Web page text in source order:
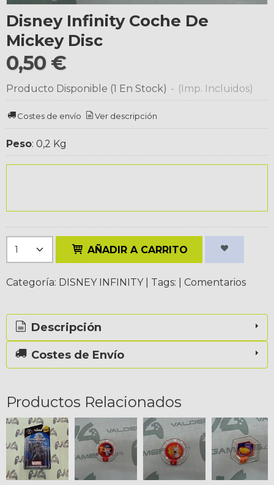
Disney Infinity Coche De
Mickey Disc
0,50 €
Producto Disponible (1 En Stock) - (Imp. Incluidos)
Costes de envío Ver descripción
Peso: 0,2 Kg
AÑADIR A CARRITO
Categoría: DISNEY INFINITY Tags: Comentarios
Descripción
Costes de Envío
Productos Relacionados